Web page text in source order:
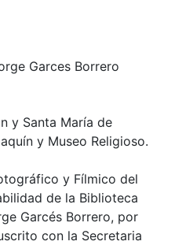
Garces Borrero
y Santa María de
y Museo Religioso.
y Fílmico del
de la Biblioteca
Garcés Borrero, por
con la Secretaria